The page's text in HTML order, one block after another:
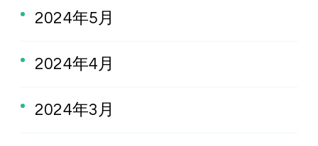
2024年5月
2024年4月
2024年3月